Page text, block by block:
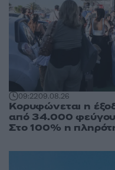
09:2209.08.26
Κορυφώνεται η
από 34.000
Στο 100% η